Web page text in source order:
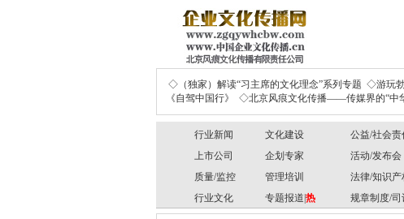
◇（独家）解读“习主席的文化理念”系列专题 ◇游玩
《自驾中国行》
◇北京风痕文化传播——传媒界的“中
行业新闻 文化建设 公益/社会责
上市公司
企划专家 活动/发布会
质量/监控
管理培训 法律/知识产
行业文化
专题报道| 热 规章制度/司